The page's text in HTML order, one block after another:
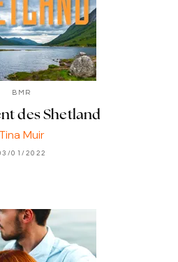
BMR
des Shetland
Tina Muir
01/2022